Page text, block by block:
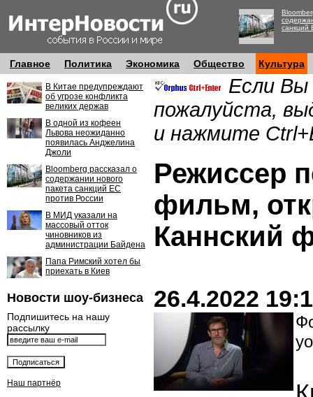
санкций
Главное Политика Экономика Общество Культура
В Китае предупреждают
об угрозе конфликта
великих держав
В одной из кофеен
Львова неожиданно
появилась Анджелина
Джоли
Bloomberg рассказал о
содержании нового
пакета санкций ЕС
против России
В МИД указали на
массовый отток
чиновников из
администрации Байдена
Папа Римский хотел бы
приехать в Киев
Новости шоу-бизнеса
Подпишитесь на нашу
рассылку
Наш партнёр
Если Вы
пожалуйста,
и нажмите
Режиссер
фильм,
Каннский
26.4.2022